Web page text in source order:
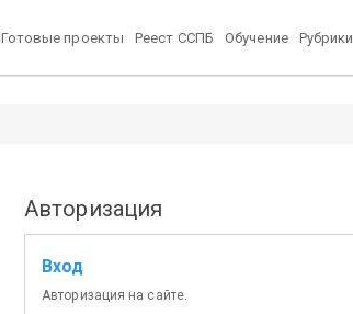
Готовые проекты Реест ССПБ Обучение Рубрики
Авторизация
Вход
Авторизация на сайте.